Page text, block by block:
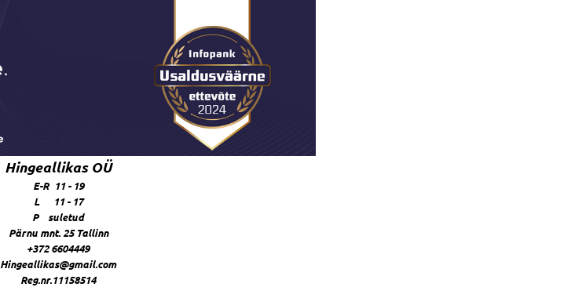
Hingeallikas OÜ
E-R 11 - 19
L 11 - 17
P suletud
Pärnu mnt. 25 Tallinn
+372 6604449
Hingeallikas@gmail.com
Reg.nr.11158514